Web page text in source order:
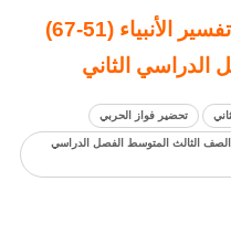
تحضير فواز مادة تفسيردرس تفسير الأنبياء (51-67)
الدراسي الثاني
تحضير فواز الحربي
فواز مادة تفسير درس تفسير الأنبياء (30-35) الصف الثالث المتوسط الفصل الدراسي